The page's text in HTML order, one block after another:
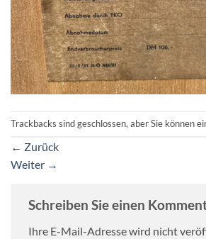
Trackbacks sind geschlossen, aber Sie können
← Zurück
Weiter →
Schreiben Sie einen
Ihre E-Mail-Adresse wird nicht